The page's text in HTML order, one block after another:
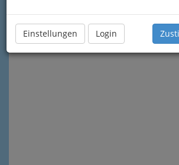
Einstellungen Login
Meine